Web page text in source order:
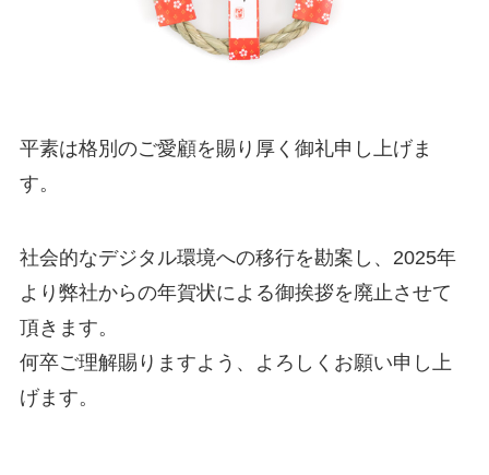
平素は格別のご愛顧を賜り厚く御礼申し上げま
す。
社会的なデジタル環境への移行を勘案し、2025年
より弊社からの年賀状による御挨拶を廃止させて
頂きます。
何卒ご理解賜りますよう、よろしくお願い申し上
げます。